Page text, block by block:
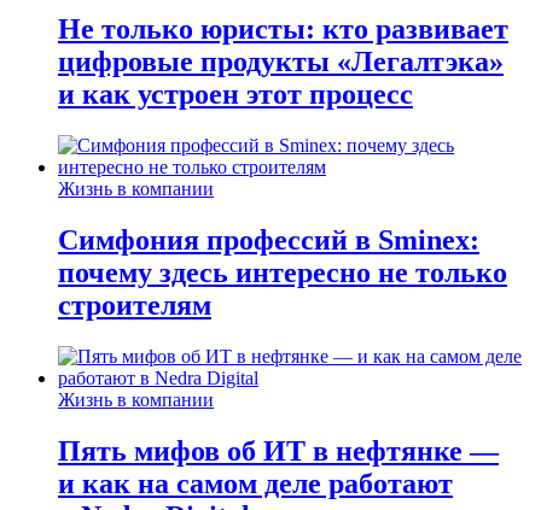
Не только юристы: кто развивает
цифровые продукты «Легалтэка»
и как устроен этот процесс
Жизнь в компании
Симфония профессий в Sminex:
почему здесь интересно не только
строителям
Жизнь в компании
Пять мифов об ИТ в нефтянке —
и как на самом деле работают